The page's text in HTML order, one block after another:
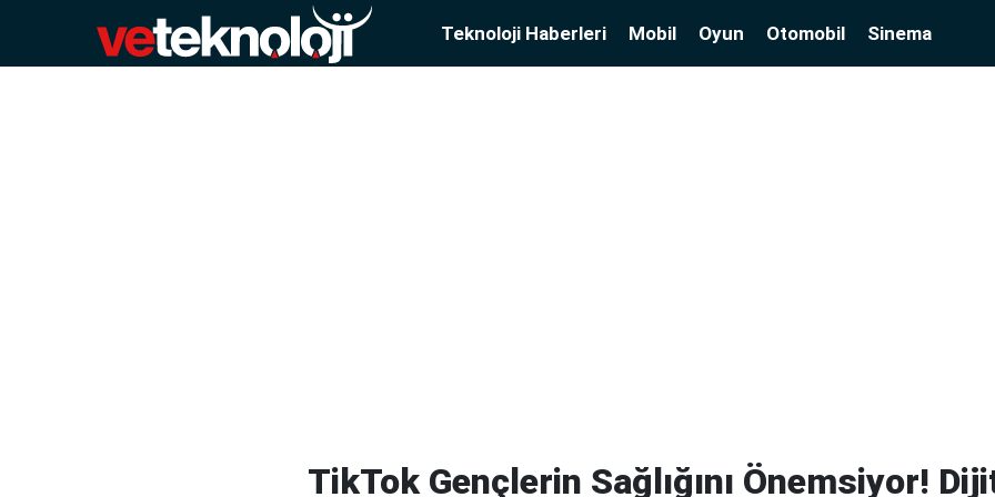
Teknoloji Haberleri Mobil Oyun Otomobil Sinema
TikTok Gençlerin Sağlığını Önemsiyor!